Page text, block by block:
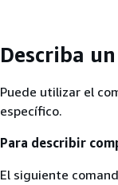
Describa
Puede utilizar el
específico.
Para describir
El siguiente